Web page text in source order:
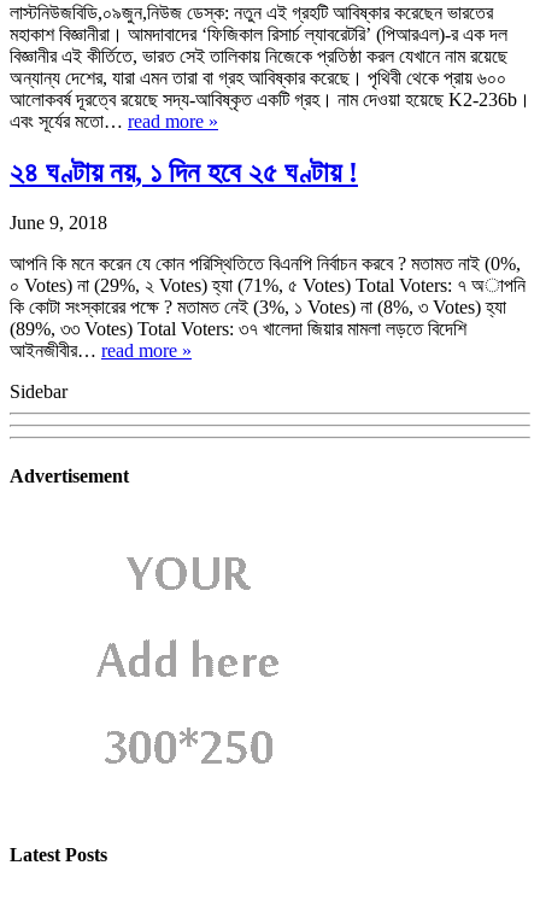
লাস্টনিউজবিডি,০৯জুন,নিউজ ডেস্ক: নতুন এই গ্রহটি আবিষ্কার করেছেন ভারতের
মহাকাশ বিজ্ঞানীরা। আমদাবাদের ‘ফিজিকাল রিসার্চ ল্যাবরেটরি’ (পিআরএল)-র এক দল
বিজ্ঞানীর এই কীর্তিতে, ভারত সেই তালিকায় নিজেকে প্রতিষ্ঠা করল যেখানে নাম রয়েছে
অন্যান্য দেশের, যারা এমন তারা বা গ্রহ আবিষ্কার করেছে। পৃথিবী থেকে প্রায় ৬০০
আলোকবর্ষ দূরত্বে রয়েছে সদ্য-আবিষ্কৃত একটি গ্রহ। নাম দেওয়া হয়েছে K2-236b।
এবং সূর্যের মতো… read more »
২৪ ঘণ্টায় নয়, ১ দিন হবে ২৫ ঘণ্টায় !
June 9, 2018
আপনি কি মনে করেন যে কোন পরিস্থিতিতে বিএনপি নির্বাচন করবে ? মতামত নাই (0%,
০ Votes) না (29%, ২ Votes) হ্যা (71%, ৫ Votes) Total Voters: ৭ অাপনি
কি কোটা সংস্কারের পক্ষে ? মতামত নেই (3%, ১ Votes) না (8%, ৩ Votes) হ্যা
(89%, ৩৩ Votes) Total Voters: ৩৭ খালেদা জিয়ার মামলা লড়তে বিদেশি
আইনজীবীর… read more »
Sidebar
Advertisement
Latest Posts